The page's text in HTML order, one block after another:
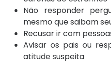
Não responder
mesmo que saibam
Recusar ir com
Avisar os pais ou
atitude suspeita